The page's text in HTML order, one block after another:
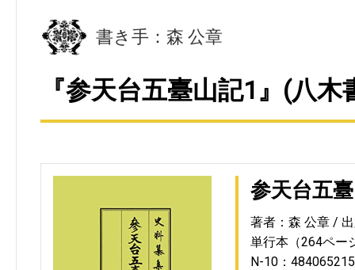
書き手：森 公章
『参天台五臺山記1』(八
参天台五
著者：森 公章
単行本（264ペー
N-10：